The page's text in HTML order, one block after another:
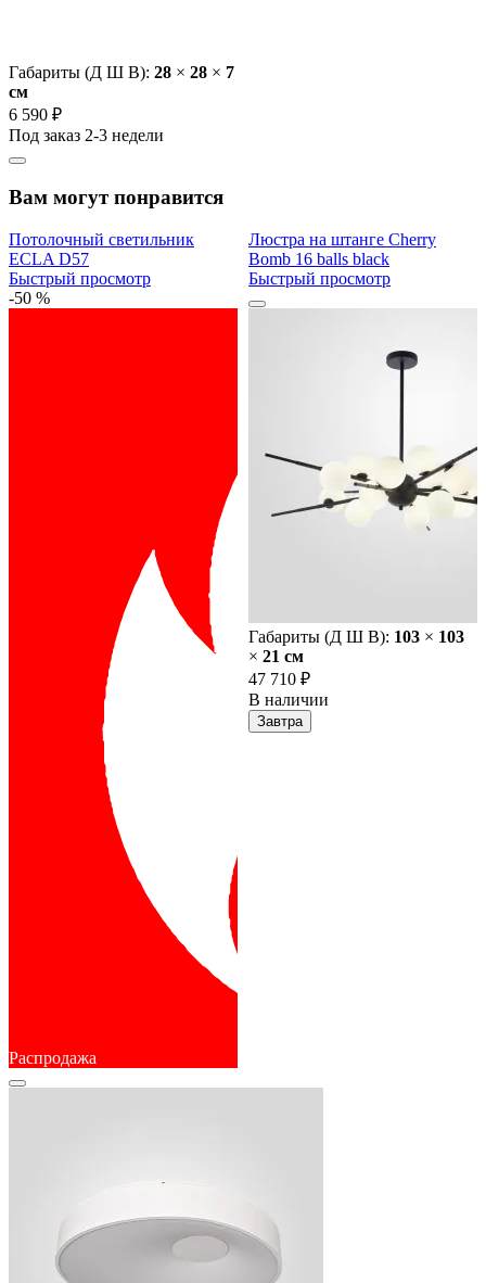
Габариты (Д Ш В): 28 × 28 × 7
cм
6 590 ₽
Под заказ 2-3 недели
Вам могут понравится
Потолочный светильник
ECLA D57
Быстрый просмотр
-50 %
Распродажа
Люстра на штанге Cherry
Bomb 16 balls black
Быстрый просмотр
Габариты (Д Ш В): 103 × 103
× 21 cм
47 710 ₽
В наличии
Завтра